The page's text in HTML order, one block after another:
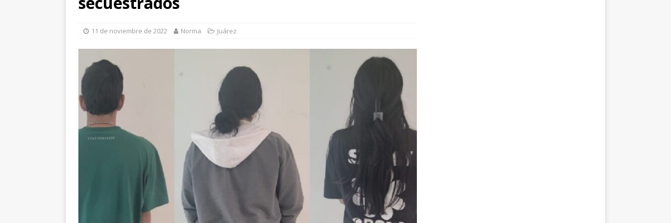
encuestas
11 de noviembre de 2022 Norma Juárez